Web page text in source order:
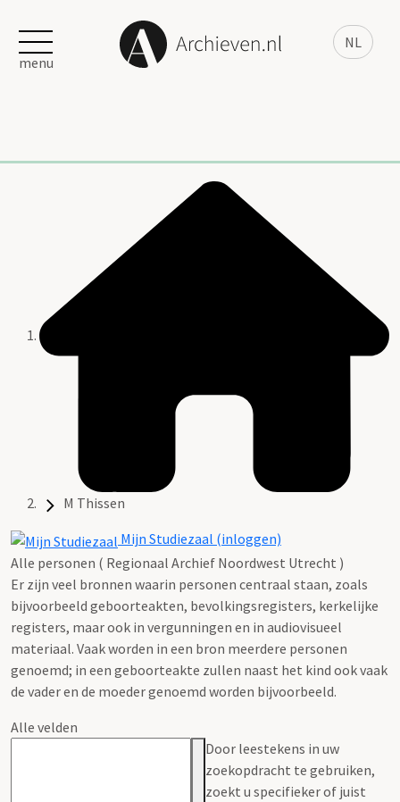
NL
menu
M Thissen
Mijn Studiezaal (inloggen)
Alle personen ( Regionaal Archief Noordwest Utrecht )
Er zijn veel bronnen waarin personen centraal staan, zoals
bijvoorbeeld geboorteakten, bevolkingsregisters, kerkelijke
registers, maar ook in vergunningen en in audiovisueel
materiaal. Vaak worden in een bron meerdere personen
genoemd; in een geboorteakte zullen naast het kind ook vaak
de vader en de moeder genoemd worden bijvoorbeeld.
Alle velden
Door leestekens in uw
zoekopdracht te gebruiken,
zoekt u specifieker of juist